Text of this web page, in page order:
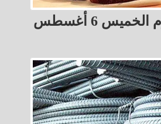
أسعار اللحوم اليوم الخميس 6 أغسطس